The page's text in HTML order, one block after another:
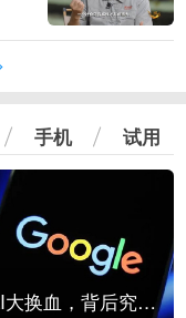
手机 试用
谷歌AI大换血，背后究竟发生了什么？